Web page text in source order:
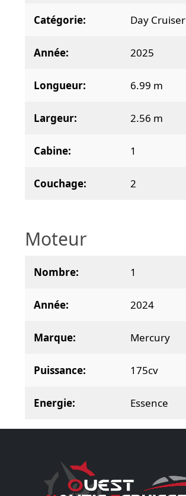
Catégorie Day Cruiser
Année 2025
Longueur 6.99 m
Largeur 2.56 m
Cabine 1
Couchage 2
Moteur
Nombre 1
Année 2024
Marque Mercury
Puissance 175cv
Energie Essence